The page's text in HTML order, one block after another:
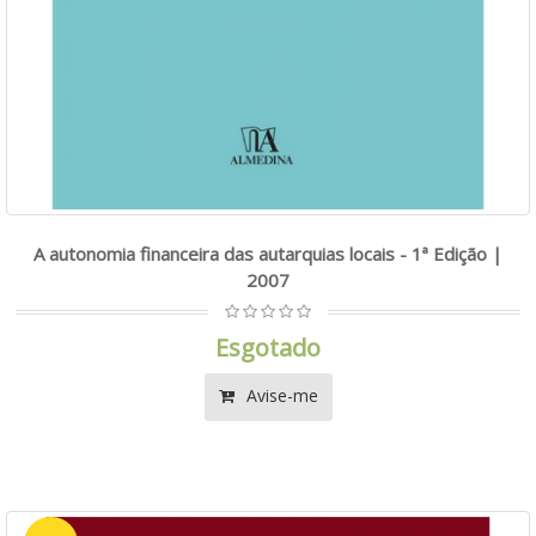
A autonomia financeira das autarquias locais - 1ª Edição |
2007
Esgotado
Avise-me